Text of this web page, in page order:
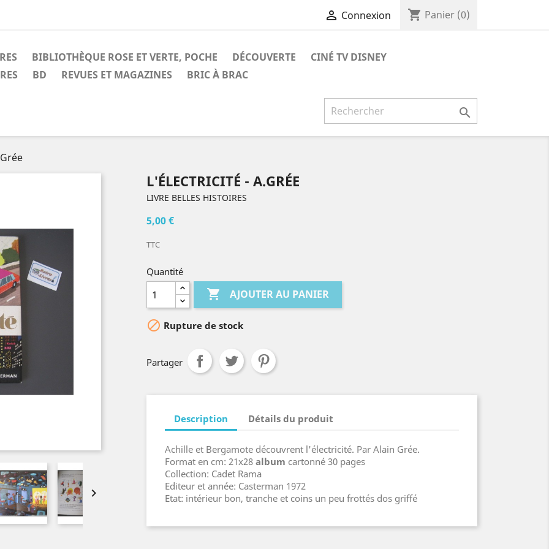
 Connexion shopping_cart Panier (0)
BIBLIOTHÈQUE ROSE ET VERTE, POCHE DÉCOUVERTE
CINÉ TV DISNEY
BD REVUES ET MAGAZINES BRIC À BRAC


L'ÉLECTRICITÉ - A.GRÉE
LIVRE BELLES HISTOIRES
5,00 €
TTC
Quantité
 AJOUTER AU PANIER
 Rupture de stock
Partager
Description Détails du produit
Achille et Bergamote découvrent l'électricité. Par Alain Grée.
Format en cm: 21x28 album cartonné 30 pages
Collection: Cadet Rama
Editeur et année: Casterman 1972
Etat: intérieur bon, tranche et coins un peu frottés dos griffé